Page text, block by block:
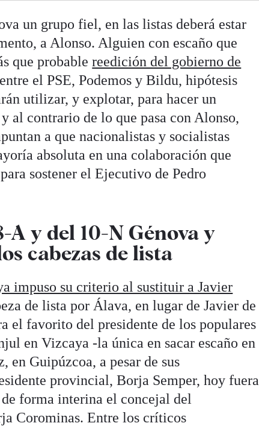
un grupo fiel, en las listas deberá estar
a Alonso. Alguien con escaño que
que probablereedición del gobierno de
el PSE, Podemos y Bildu, hipótesis
utilizar, y explotar, para hacer un
al contrario de lo que pasa con Alonso,
a que nacionalistas y socialistas
absoluta en una colaboración que
sostener el Ejecutivo de Pedro
A y del 10-N Génova y
cabezas de lista
impuso su criterio al sustituir a Javier
de lista por Álava, en lugar de Javier de
el favorito del presidente de los populares
en Vizcaya -la única en sacar escaño en
Guipúzcoa, a pesar de sus
provincial, Borja Semper, hoy fuera
forma interina el concejal del
Corominas. Entre los críticos